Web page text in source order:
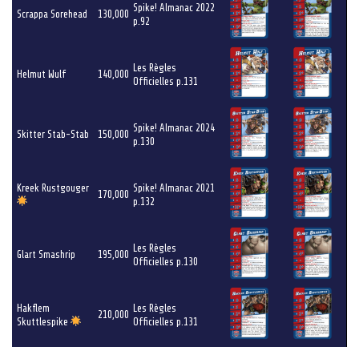
Scrappa Sorehead 130,000
Spike! Almanac 2022
p.92
Helmut Wulf 140,000
Les Règles
Officielles p.131
Skitter Stab-Stab 150,000
Spike! Almanac 2024
p.130
Kreek Rustgouger
170,000
Spike! Almanac 2021
p.132
Glart Smashrip 195,000
Les Règles
Officielles p.130
Hakflem
Skuttlespike
210,000
Les Règles
Officielles p.131